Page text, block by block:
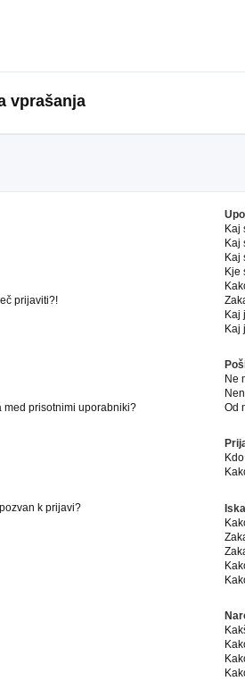
vprašanja
prijaviti?!
med prisotnimi uporabniki?
k prijavi?
Kaj
Kaj
Kaj
Kje
Kaj
Kaj
Ne
Od